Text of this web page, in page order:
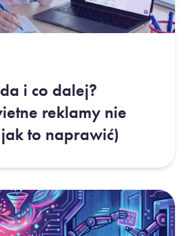
i co dalej?
reklamy nie
to naprawić)